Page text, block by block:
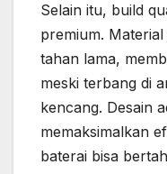
Selain itu, build
premium.
tahan lama,
meski terbang di
kencang. Desain
memaksimalkan
baterai bisa